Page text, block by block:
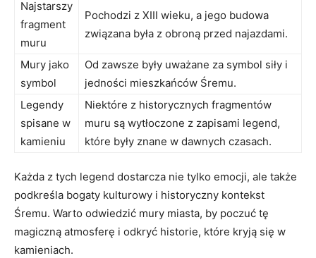
Najstarszy⁢
fragment
muru
Pochodzi z XIII wieku,⁤ a ⁤jego budowa
związana była⁤ z⁢ obroną przed‌ najazdami.
Mury jako
symbol
Od ⁢zawsze były ⁣uważane⁤ za symbol ⁤siły i
jedności mieszkańców​ Śremu.
Legendy
spisane w
kamieniu
Niektóre z historycznych fragmentów
muru ⁤są wytłoczone‌ z ⁤zapisami legend,
które były znane w dawnych czasach.
Każda z tych legend dostarcza nie tylko ​emocji, ale także
podkreśla bogaty kulturowy i historyczny kontekst
Śremu. Warto ⁣odwiedzić mury miasta, by‍ poczuć tę
magiczną atmosferę ⁢i⁣ odkryć historie, które kryją‍ się w
kamieniach.